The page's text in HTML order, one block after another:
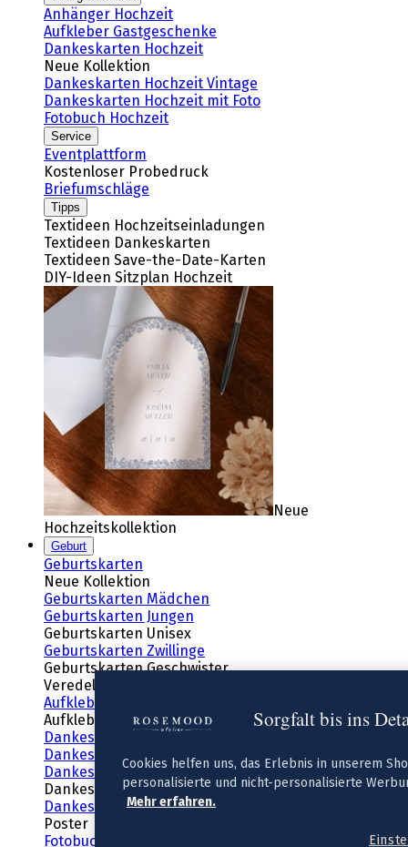
Anhänger Hochzeit
Aufkleber Gastgeschenke
Dankeskarten Hochzeit
Neue Kollektion
Dankeskarten Hochzeit Vintage
Dankeskarten Hochzeit mit Foto
Fotobuch Hochzeit
Service
Eventplattform
Kostenloser Probedruck
Briefumschläge
Tipps
Textideen Hochzeitseinladungen
Textideen Dankeskarten
Textideen Save-the-Date-Karten
DIY-Ideen Sitzplan Hochzeit
Neue
Hochzeitskollektion
Geburt
Geburtskarten
Neue Kollektion
Geburtskarten Mädchen
Geburtskarten Jungen
Geburtskarten Unisex
Geburtskarten Zwillinge
Geburtskarten Geschwister
Veredelte Geburtskarten
Aufkleber Geburt
Aufkleber Gold
Dankeskarten Geburt
Dankeskarten Mädchen
Dankeskarten Jungen
Dankeskarten Zwillinge
Dankeskarten mit Fotos
Poster
Fotobuch Baby
Sorgfalt bis ins
Cookies helfen uns, das Erlebnis in unserem
personalisierte und nicht-personalisierte
Mehr erfahren.